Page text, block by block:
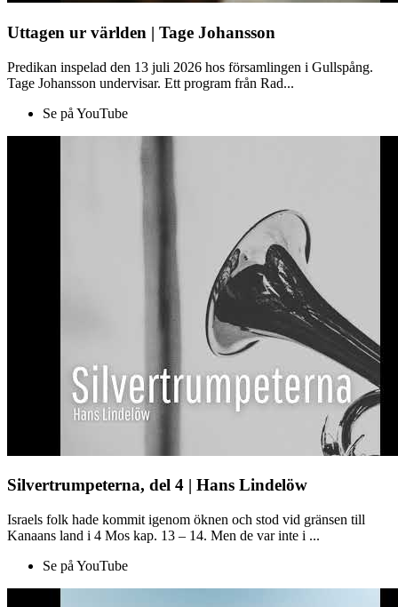
Uttagen ur världen | Tage Johansson
Predikan inspelad den 13 juli 2026 hos församlingen i Gullspång.
Tage Johansson undervisar. Ett program från Rad...
Se på YouTube
Silvertrumpeterna, del 4 | Hans Lindelöw
Israels folk hade kommit igenom öknen och stod vid gränsen till
Kanaans land i 4 Mos kap. 13 – 14. Men de var inte i ...
Se på YouTube